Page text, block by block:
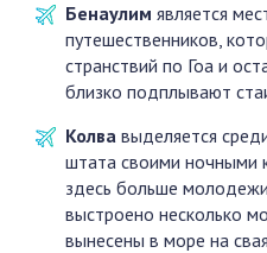
Бенаулим является
путешественников,
странствий по Гоа и
близко подплывают
Колва выделяется
штата своими ночными
здесь больше
выстроено несколько
вынесены в море на